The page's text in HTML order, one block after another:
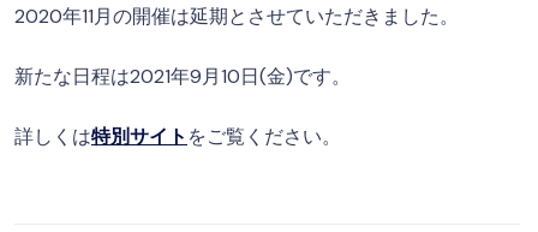
2020年11月の開催は延期とさせていただきました。
新たな日程は2021年9月10日(金)です。
詳しくは特別サイト をご覧ください。